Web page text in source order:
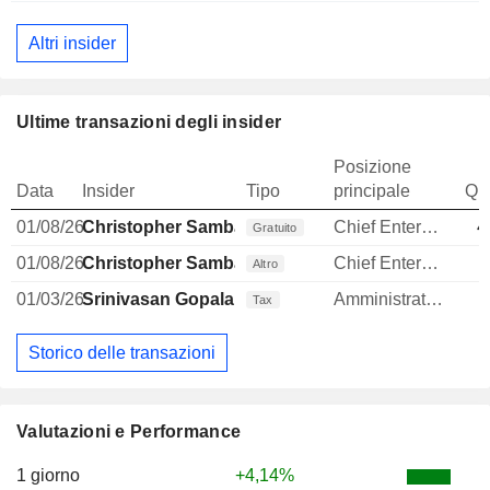
Valutazioni e Performance
1 giorno
+4,14%
Altri insider
Ultime transazioni degli insider
Data Insider Tipo
Posizione
principale
01/08/26Christopher Sambar Gratuito Chief Enterprise Officer
01/08/26Christopher Sambar Altro
Chief Enterprise Officer
01/03/26Srinivasan Gopalan Tax Amministratore delegato
Storico delle transazioni